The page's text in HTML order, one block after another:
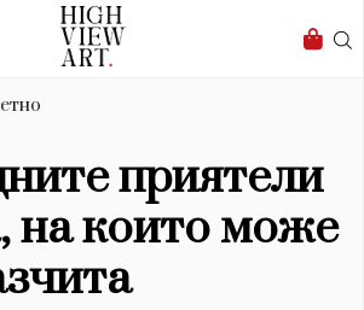
приятели
на които може